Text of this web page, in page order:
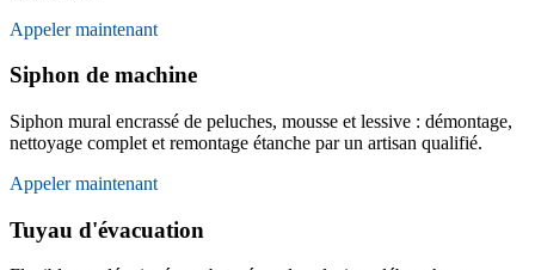
Appeler maintenant
Siphon de machine
Siphon mural encrassé de peluches, mousse et lessive : démontage,
nettoyage complet et remontage étanche par un artisan qualifié.
Appeler maintenant
Tuyau d'évacuation